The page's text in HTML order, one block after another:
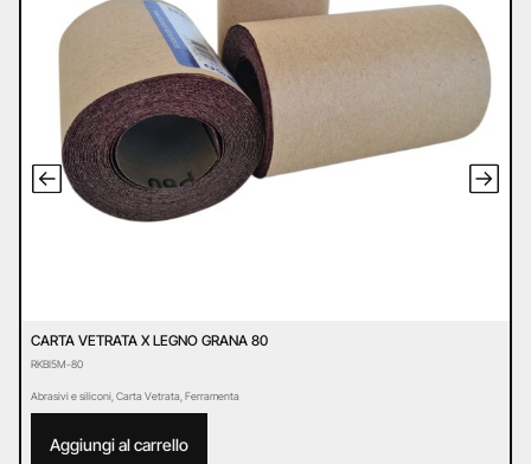
CARTA VETRATA X LEGNO GRANA 80
RKBI5M-80
Abrasivi e siliconi Carta Vetrata Ferramenta
Aggiungi al carrello